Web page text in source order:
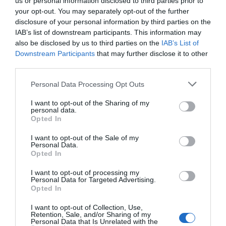
your opt-out. You may separately opt-out of the further
disclosure of your personal information by third parties on the
IAB’s list of downstream participants. This information may
also be disclosed by us to third parties on the IAB’s List of
Downstream Participants that may further disclose it to other
Personal Data Processing Opt Outs
I want to opt-out of the Sharing of my
personal data.
Opted In
I want to opt-out of the Sale of my
Personal Data.
Opted In
I want to opt-out of processing my
Personal Data for Targeted Advertising.
Opted In
I want to opt-out of Collection, Use,
Retention, Sale, and/or Sharing of my
Personal Data that Is Unrelated with the
Artículos anteriores
Opinión
Enormes minucias
son las patentes
Eulogio López